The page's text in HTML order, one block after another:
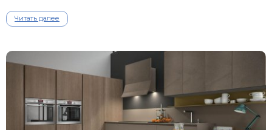
Читать далее